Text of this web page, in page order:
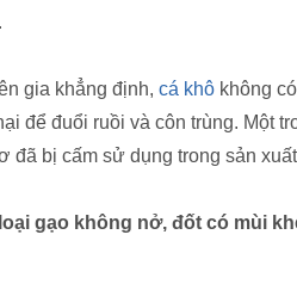
gia khẳng định, cá khô không
để đuổi ruồi và côn trùng. Một
đã bị cấm sử dụng trong sản
gạo không nở, đốt có mùi